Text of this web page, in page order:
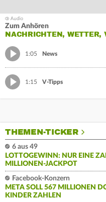
Zum Anhören
NACHRICHTEN, WETTER,
1:05 News
1:15 V-Tipps
THEMEN-TICKER
6 aus 49
LOTTOGEWINN: NUR EINE
MILLIONEN-JACKPOT
Facebook-Konzern
META SOLL 567 MILLIONEN
KINDER ZAHLEN